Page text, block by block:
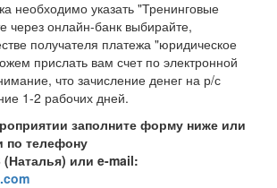
необходимо указать "Тренинговые
через онлайн-банк выбирайте,
получателя платежа "юридическое
прислать вам счет по электронной
что зачисление денег на р/с
1-2 рабочих дней.
заполните форму ниже или
по телефону
(Наталья) или e-mail: